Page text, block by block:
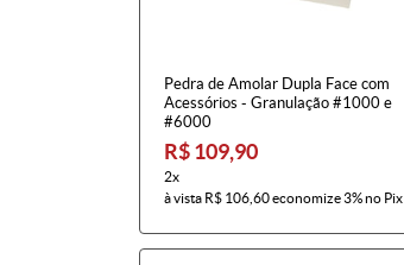
Pedra de Amolar Dupla Face com
Acessórios - Granulação #1000 e
#6000
R$ 109,90
2x
à vista R$ 106,60economize3%no Pix